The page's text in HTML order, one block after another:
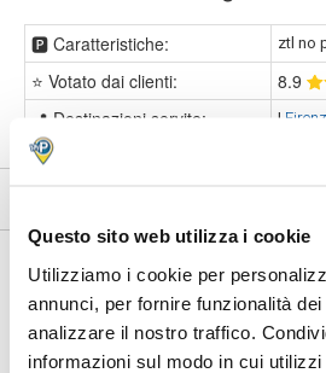
Questo sito web utilizza i cookie
Utilizziamo i cookie per
annunci, per fornire funzionalità
analizzare il nostro traffico.
informazioni sul modo in cui
🅿️ Caratteristiche: ztl no
⭐ Votato dai clienti: 8.9
📍 Destinazioni servite:
|
Garage Verdi si trova in una zona molto
con molti locali e ristoranti sia tipici che
principali luoghi di interesse culturale e